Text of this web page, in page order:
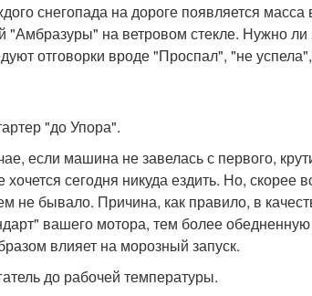
снегопада на дороге появляется
"Амбразуры" на ветровом стекле. Нужно
отговорки вроде "Проспал", "не
"до Упора".
если машина не завелась с первого,
сегодня никуда ездить. Но, скорее
не бывало. Причина, как правило, в
вашего мотора, тем более обедненную
влияет на морозный запуск.
до рабочей температуры.